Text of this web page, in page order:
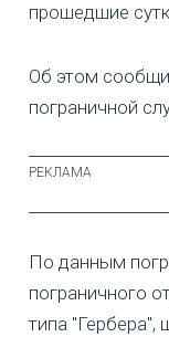
прошедшие
Об этом
пограничной
По данным
пограничного
типа "Гербера",